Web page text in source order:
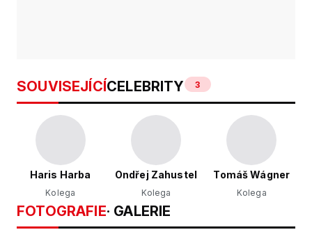
SOUVISEJÍCÍCELEBRITY 3
Haris Harba
Kolega
Ondřej Zahustel
Kolega
Tomáš Wágner
Kolega
FOTOGRAFIE· GALERIE